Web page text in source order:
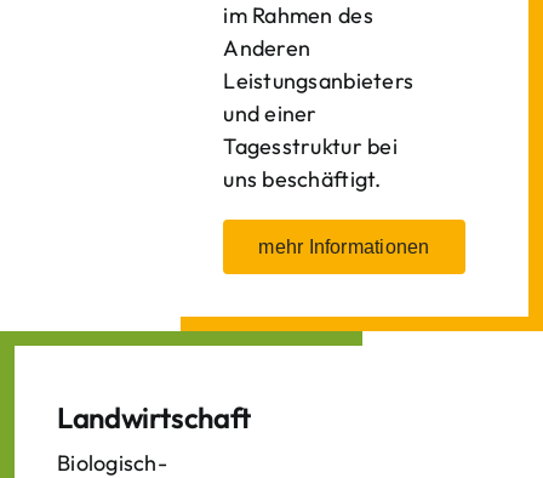
im Rahmen des
Anderen
Leistungsanbieters
und einer
Tagesstruktur bei
uns beschäftigt.
mehr Informationen
Landwirtschaft
Biologisch-